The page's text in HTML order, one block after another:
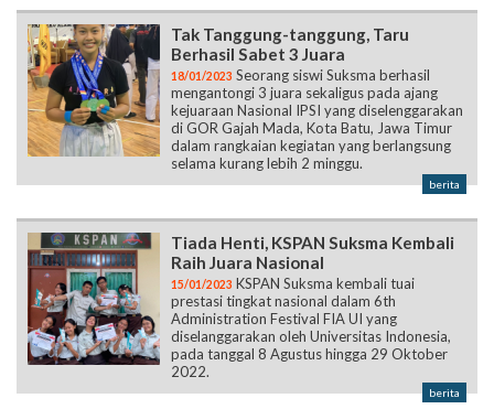
Tak Tanggung-tanggung, Taru
Berhasil Sabet 3 Juara
18/01/2023 Seorang siswi Suksma berhasil
mengantongi 3 juara sekaligus pada ajang
kejuaraan Nasional IPSI yang diselenggarakan
di GOR Gajah Mada, Kota Batu, Jawa Timur
dalam rangkaian kegiatan yang berlangsung
selama kurang lebih 2 minggu.
berita
Tiada Henti, KSPAN Suksma Kembali
Raih Juara Nasional
15/01/2023 KSPAN Suksma kembali tuai
prestasi tingkat nasional dalam 6th
Administration Festival FIA UI yang
diselanggarakan oleh Universitas Indonesia,
pada tanggal 8 Agustus hingga 29 Oktober
2022.
berita